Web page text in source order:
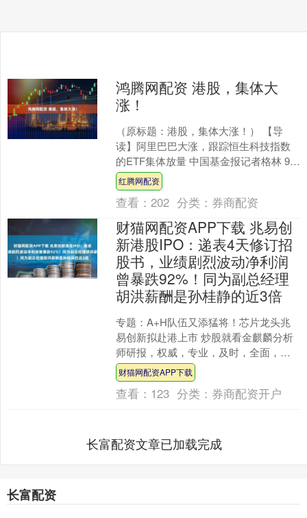
鸿腾网配资 港股，集体大
涨！
（原标题：港股，集体大涨！） 【导
读】阿里巴巴大涨，跟踪恒生科技指数
的ETF集体放量 中国基金报记者格林 9月
1日，港股主要指数集体大涨。其中，恒
生指数涨2.1....
红腾网配资
查看：202 分类： 券商配资
财猫网配资APP下载 兆易创
新港股IPO：递表4天修订招
股书，业绩剧烈波动净利润
曾暴跌92%！同为副总经理
胡洪薪酬是孙桂静的近3倍
专题：A+H队伍又添猛将！芯片龙头兆
易创新拟赴港上市 炒股就看金麒麟分析
师研报，权威，专业，及时，全面，助
您挖掘潜力主题机会！ 6月19日，兆易创
新刊登招股书，....
财猫网配资APP下载
查看： 123 分类： 券商配资开户
长富配资文章已加载完成
长富配资